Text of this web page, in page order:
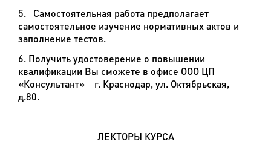
5. Самостоятельная работа предполагает
самостоятельное изучение нормативных актов и
заполнение тестов.
6. Получить удостоверение о повышении
квалификации Вы сможете в офисе ООО ЦП
«Консультант» г. Краснодар, ул. Октябрьская,
д.80.
ЛЕКТОРЫ КУРСА